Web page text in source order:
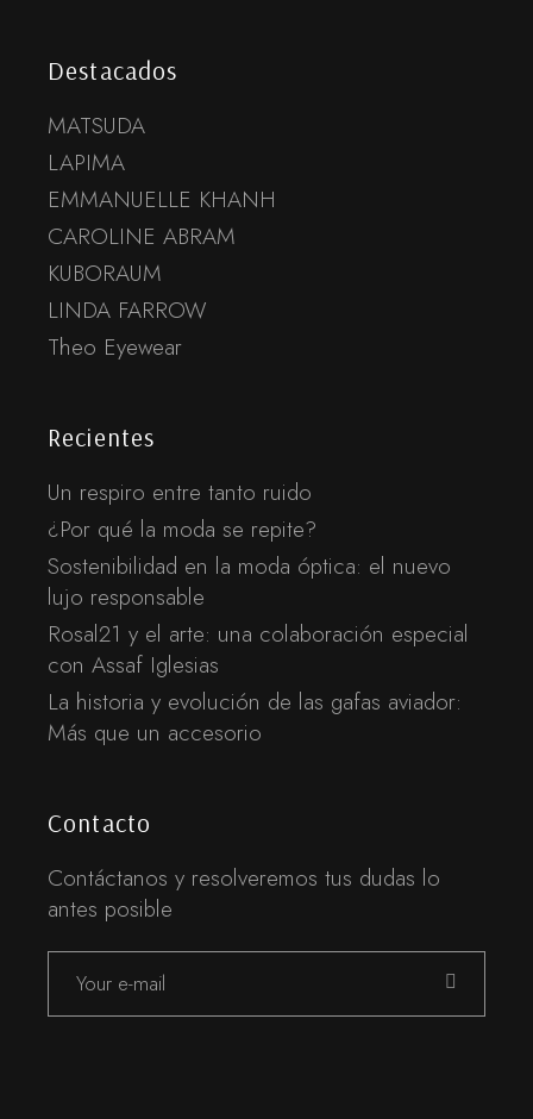
Destacados
MATSUDA
LAPIMA
EMMANUELLE KHANH
CAROLINE ABRAM
KUBORAUM
LINDA FARROW
Theo Eyewear
Recientes
Un respiro entre tanto ruido
¿Por qué la moda se repite?
Sostenibilidad en la moda óptica: el nuevo
lujo responsable
Rosal21 y el arte: una colaboración especial
con Assaf Iglesias
La historia y evolución de las gafas aviador:
Más que un accesorio
Contacto
Contáctanos y resolveremos tus dudas lo
antes posible